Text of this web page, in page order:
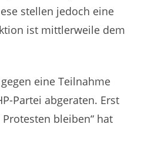
stellen jedoch eine
ist mittlerweile dem
eine Teilnahme
Partei abgeraten. Erst
bleiben“ hat